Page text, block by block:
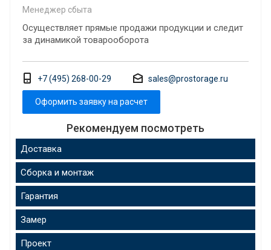
Менеджер сбыта
Осуществляет прямые продажи продукции и следит
за динамикой товарооборота
+7 (495) 268-00-29 sales@prostorage.ru
Оформить заявку на расчет
Рекомендуем посмотреть
Доставка
Сборка и монтаж
Гарантия
Замер
Проект